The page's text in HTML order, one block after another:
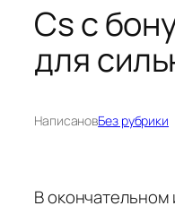
Cs с
для
НаписановБез рубрики
В